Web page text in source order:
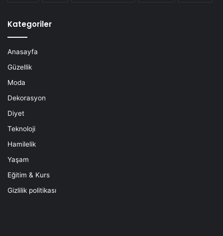
Kategoriler
Anasayfa
Güzellik
Moda
Dekorasyon
Diyet
Teknoloji
Hamilelik
Yaşam
Eğitim & Kurs
Gizlilik politikası